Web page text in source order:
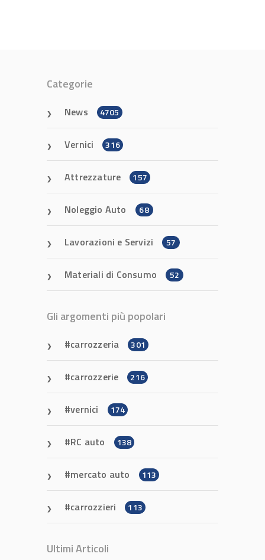
Categorie
News 4705
Vernici 316
Attrezzature 157
Noleggio Auto 68
Lavorazioni e Servizi 57
Materiali di Consumo 52
Gli argomenti più popolari
carrozzeria 301
carrozzerie 216
vernici 174
RC auto 138
mercato auto 113
carrozzieri 113
Ultimi Articoli